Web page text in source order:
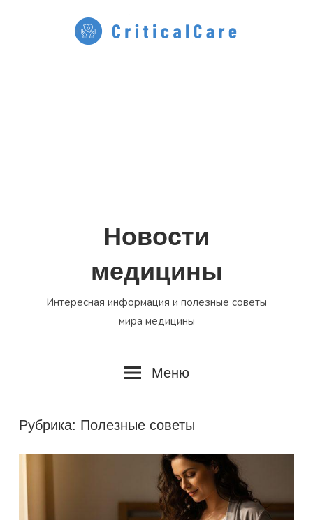
Новости
медицины
Интересная информация и полезные советы
мира медицины
Меню
Рубрика: Полезные советы